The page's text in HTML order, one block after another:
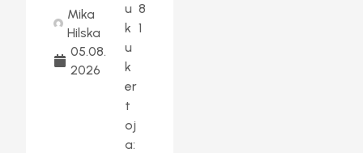
Mika
Hilska
05.08.
2026
u
k
u
k
er
t
oj
a:
8
1